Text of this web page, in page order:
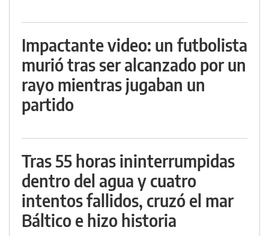
Impactante video: un futbolista
murió tras ser alcanzado por un
rayo mientras jugaban un
partido
Tras 55 horas ininterrumpidas
dentro del agua y cuatro
intentos fallidos, cruzó el mar
Báltico e hizo historia